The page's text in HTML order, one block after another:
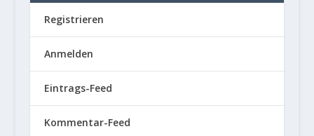
Registrieren
Anmelden
Eintrags-Feed
Kommentar-Feed